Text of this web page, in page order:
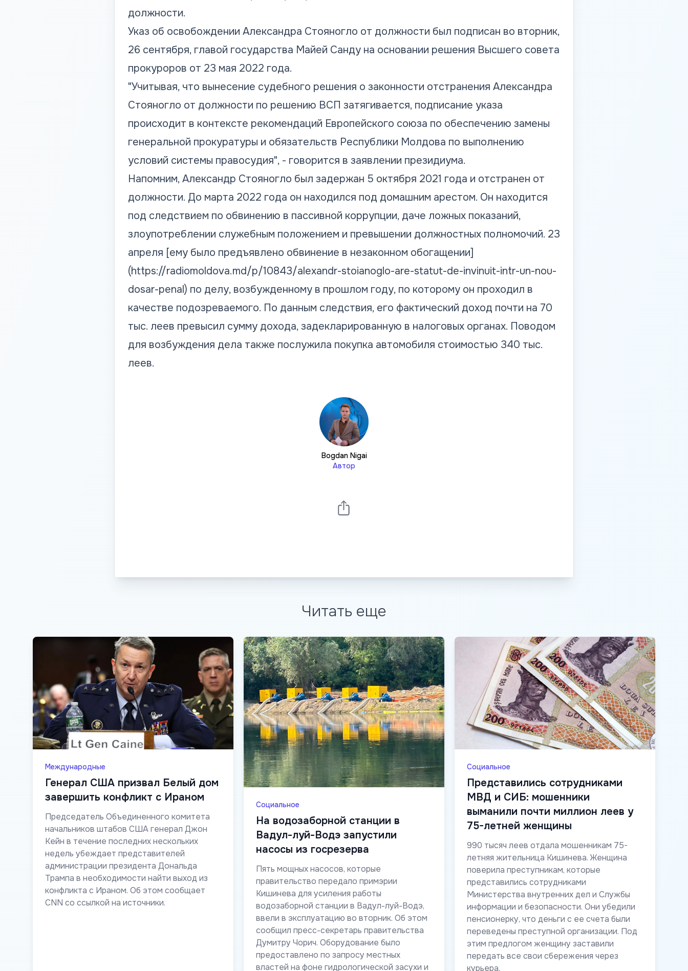
должности.
Указ об освобождении Александра Стояногло от должности был подписан во вторник,
26 сентября, главой государства Майей Санду на основании решения Высшего совета
прокуроров от 23 мая 2022 года.
"Учитывая, что вынесение судебного решения о законности отстранения Александра
Стояногло от должности по решению ВСП затягивается, подписание указа
происходит в контексте рекомендаций Европейского союза по обеспечению замены
генеральной прокуратуры и обязательств Республики Молдова по выполнению
условий системы правосудия", - говорится в заявлении президиума.
Напомним, Александр Стояногло был задержан 5 октября 2021 года и отстранен от
должности. До марта 2022 года он находился под домашним арестом. Он находится
под следствием по обвинению в пассивной коррупции, даче ложных показаний,
злоупотреблении служебным положением и превышении должностных полномочий. 23
апреля [ему было предъявлено обвинение в незаконном обогащении]
(https://radiomoldova.md/p/10843/alexandr-stoianoglo-are-statut-de-invinuit-intr-un-nou-
dosar-penal) по делу, возбужденному в прошлом году, по которому он проходил в
качестве подозреваемого. По данным следствия, его фактический доход почти на 70
тыс. леев превысил сумму дохода, задекларированную в налоговых органах. Поводом
для возбуждения дела также послужила покупка автомобиля стоимостью 340 тыс.
леев.
Bogdan Nigai
Автор
Читать еще
Международные
Генерал США призвал Белый дом
завершить конфликт с Ираном
Председатель Объединенного комитета
начальников штабов США генерал Джон
Кейн в течение последних нескольких
недель убеждает представителей
администрации президента Дональда
Трампа в необходимости найти выход из
конфликта с Ираном. Об этом сообщает
CNN со ссылкой на источники.
Социальное
На водозаборной станции в
Вадул-луй-Водэ запустили
насосы из госрезерва
Пять мощных насосов, которые
правительство передало примэрии
Кишинева для усиления работы
водозаборной станции в Вадул-луй-Водэ,
ввели в эксплуатацию во вторник. Об этом
сообщил пресс-секретарь правительства
Думитру Чорич. Оборудование было
предоставлено по запросу местных
властей на фоне гидрологической засухи и
Социальное
Представились сотрудниками
МВД и СИБ: мошенники
выманили почти миллион леев у
75-летней женщины
990 тысяч леев отдала мошенникам 75-
летняя жительница Кишинева. Женщина
поверила преступникам, которые
представились сотрудниками
Министерства внутренних дел и Службы
информации и безопасности. Они убедили
пенсионерку, что деньги с ее счета были
переведены преступной организации. Под
этим предлогом женщину заставили
передать все свои сбережения через
курьера.